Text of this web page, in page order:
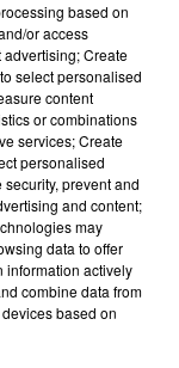
de son nouvel
Gomez et
single
based on
or access
Create
select personalised
content
or combinations
services; Create
personalised
prevent and
and content;
may
data to offer
information actively
combine data from
based on